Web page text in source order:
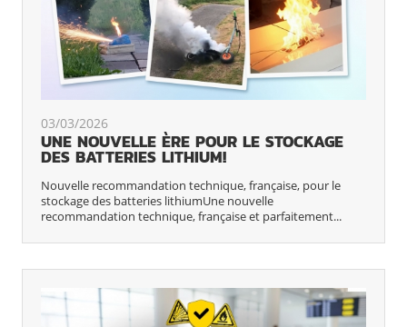
03/03/2026
UNE NOUVELLE ÈRE POUR LE STOCKAGE
DES BATTERIES LITHIUM!
Nouvelle recommandation technique, française, pour le
stockage des batteries lithiumUne nouvelle
recommandation technique, française et parfaitement...